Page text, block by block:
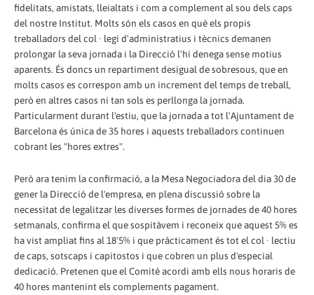
fidelitats, amistats, lleialtats i com a complement al sou dels caps
del nostre Institut. Molts són els casos en què els propis
treballadors del col · legi d'administratius i tècnics demanen
prolongar la seva jornada i la Direcció l'hi denega sense motius
aparents. És doncs un repartiment desigual de sobresous, que en
molts casos es correspon amb un increment del temps de treball,
però en altres casos ni tan sols es perllonga la jornada.
Particularment durant l'estiu, que la jornada a tot l'Ajuntament de
Barcelona és única de 35 hores i aquests treballadors continuen
cobrant les "hores extres".
Però ara tenim la confirmació, a la Mesa Negociadora del dia 30 de
gener la Direcció de l'empresa, en plena discussió sobre la
necessitat de legalitzar les diverses formes de jornades de 40 hores
setmanals, confirma el que sospitàvem i reconeix que aquest 5% es
ha vist ampliat fins al 18'5% i que pràcticament és tot el col · lectiu
de caps, sotscaps i capitostos i que cobren un plus d'especial
dedicació. Pretenen que el Comitè acordi amb ells nous horaris de
40 hores mantenint els complements pagament.